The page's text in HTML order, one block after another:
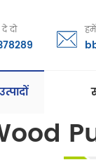
दो
उत्पादों